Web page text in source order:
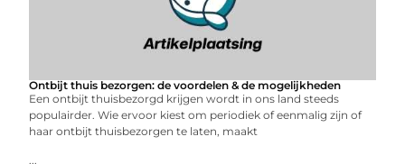
Ontbijt thuis bezorgen: de voordelen & de mogelijkheden
Een ontbijt thuisbezorgd krijgen wordt in ons land steeds
populairder. Wie ervoor kiest om periodiek of eenmalig zijn of
haar ontbijt thuisbezorgen te laten, maakt
...